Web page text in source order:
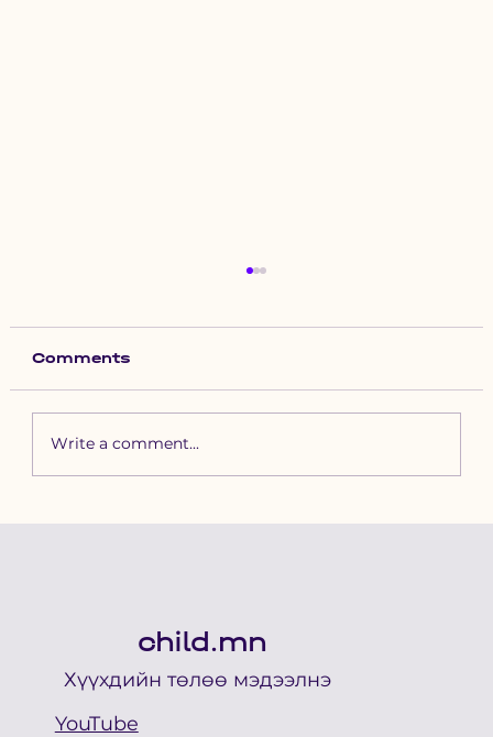
Зүүн бүсийн хурд наадамд
Comments
Write a comment...
child.mn
Хүүхдийн төлөө мэдээлнэ
YouTube